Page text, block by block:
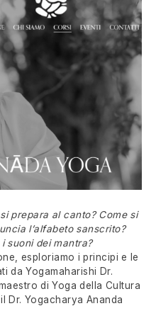
prepara al canto? Come si
l’alfabeto sanscrito?
suoni dei mantra?
esploriamo i principi e le
da Yogamaharishi Dr.
di Yoga della Cultura
Dr. Yogacharya Ananda